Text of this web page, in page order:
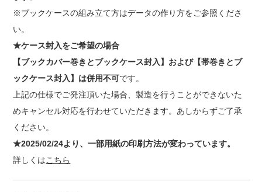
※ブックケースの組み立て方はデータの作り方をご参照くださ
い。
★ケース封入をご希望の場合
【ブックカバー巻きとブックケース封入】および【帯巻きとブ
ックケース封入】は併用不可です。
上記の仕様でご発注頂いた場合、製造を行うことができないた
めキャンセル対応を行わせていただきます。あしからずご了承
ください。
★2025/02/24より、一部用紙の印刷方法が変わっています。
詳しくはこちら